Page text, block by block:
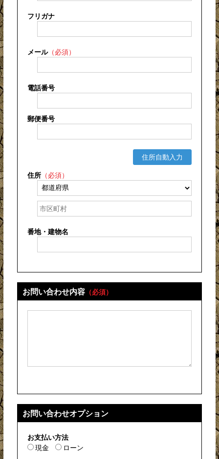
フリガナ
メール（必須）
電話番号
郵便番号
住所自動入力
住所（必須）
番地・建物名
お問い合わせ内容（必須）
お問い合わせオプション
お支払い方法
現金
ローン